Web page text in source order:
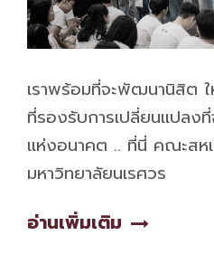
เราพร้อมที่จะพัฒนานิสิต
ที่รองรับการเปลี่ยนแปลงที่
แห่งอนาคต .. ที่นี่ คณะสห
มหาวิทยาลัยนเรศวร
อ่านเพิ่มเติม